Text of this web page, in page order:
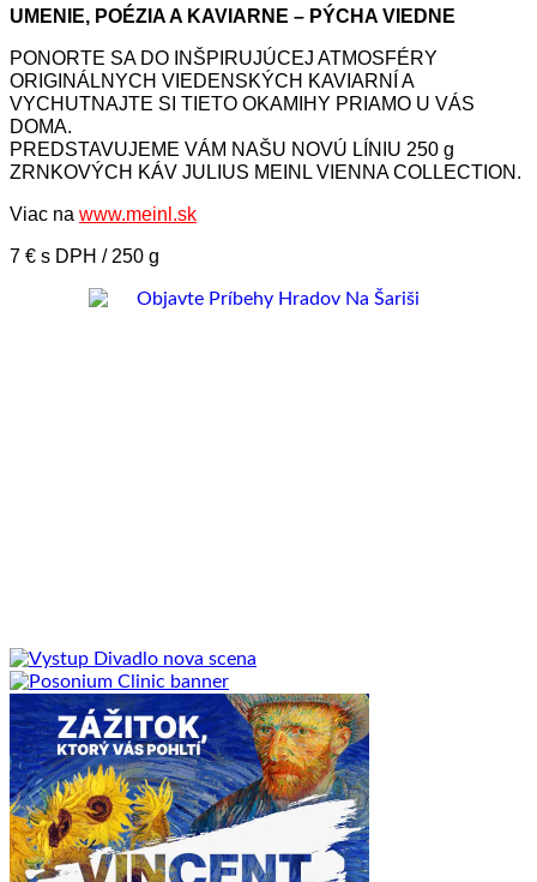
UMENIE, POÉZIA A KAVIARNE – PÝCHA VIEDNE
PONORTE SA DO INŠPIRUJÚCEJ ATMOSFÉRY
ORIGINÁLNYCH VIEDENSKÝCH KAVIARNÍ A
VYCHUTNAJTE SI TIETO OKAMIHY PRIAMO U VÁS
DOMA.
PREDSTAVUJEME VÁM NAŠU NOVÚ LÍNIU 250 g
ZRNKOVÝCH KÁV JULIUS MEINL VIENNA COLLECTION.
Viac na www.meinl.sk
7 € s DPH / 250 g